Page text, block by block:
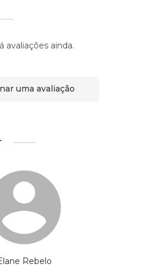
avaliações ainda.
uma avaliação
Rebelo